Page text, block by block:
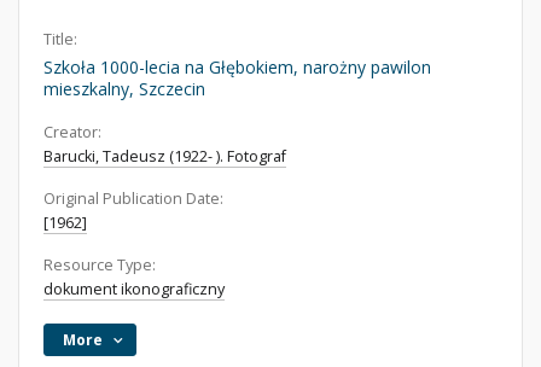
Title:
Szkoła 1000-lecia na Głębokiem, narożny pawilon
mieszkalny, Szczecin
Creator:
Barucki, Tadeusz (1922- ). Fotograf
Original Publication Date:
[1962]
Resource Type:
dokument ikonograficzny
More